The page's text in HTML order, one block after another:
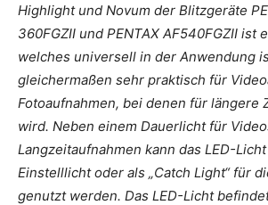
Highlight und Novum der Blitzgeräte
360FGZII und PENTAX AF540FGZII ist
welches universell in der Anwendung
gleichermaßen sehr praktisch für
Fotoaufnahmen, bei denen für längere
wird. Neben einem Dauerlicht für
Langzeitaufnahmen kann das LED-
Einstelllicht oder als „Catch Light“ für
genutzt werden. Das LED-Licht